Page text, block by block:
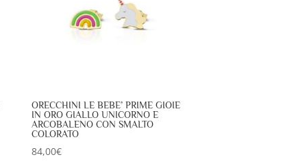
ORECCHINI LE BEBE’ PRIME GIOIE
IN ORO GIALLO UNICORNO E
ARCOBALENO CON SMALTO
COLORATO
84,00€